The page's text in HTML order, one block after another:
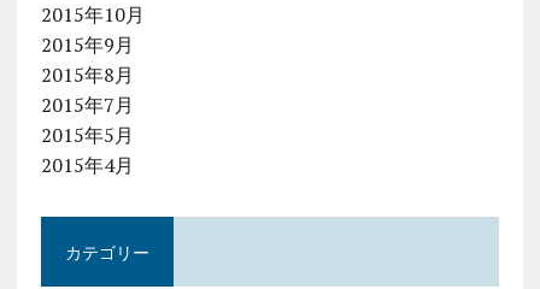
2015年10月
2015年9月
2015年8月
2015年7月
2015年5月
2015年4月
カテゴリー